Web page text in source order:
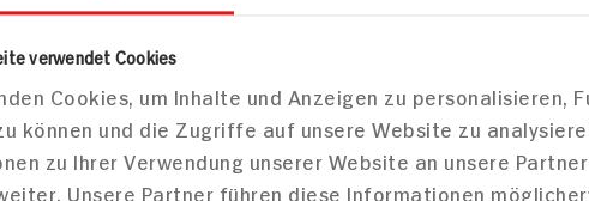
verwendet Cookies
Cookies, um Inhalte und Anzeigen zu personalisieren,
können und die Zugriffe auf unsere Website zu
zu Ihrer Verwendung unserer Website an unsere
Unsere Partner führen diese Informationen
Überbackene Tortillas
mit Linsen-Walnuss-
Chili
Chili SIN carne für 2
Personen
30 min